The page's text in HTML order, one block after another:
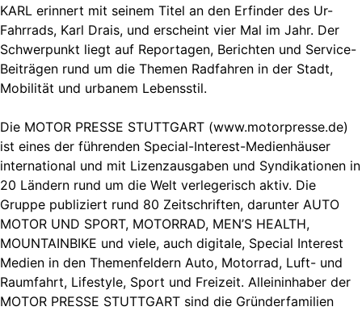
KARL erinnert mit seinem Titel an den Erfinder des Ur-
Fahrrads, Karl Drais, und erscheint vier Mal im Jahr. Der
Schwerpunkt liegt auf Reportagen, Berichten und Service-
Beiträgen rund um die Themen Radfahren in der Stadt,
Mobilität und urbanem Lebensstil.
Die MOTOR PRESSE STUTTGART (www.motorpresse.de)
ist eines der führenden Special-Interest-Medienhäuser
international und mit Lizenzausgaben und Syndikationen in
20 Ländern rund um die Welt verlegerisch aktiv. Die
Gruppe publiziert rund 80 Zeitschriften, darunter AUTO
MOTOR UND SPORT, MOTORRAD, MEN’S HEALTH,
MOUNTAINBIKE und viele, auch digitale, Special Interest
Medien in den Themenfeldern Auto, Motorrad, Luft- und
Raumfahrt, Lifestyle, Sport und Freizeit. Alleininhaber der
MOTOR PRESSE STUTTGART sind die Gründerfamilien